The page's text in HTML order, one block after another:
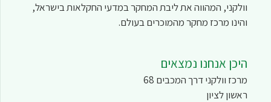
וולקני, המהווה את ליבת המחקר במדעי החקלאות בישראל,
והינו מרכז מחקר מהמוכרים בעולם.
היכן אנחנו נמצאים
מרכז וולקני דרך המכבים 68
ראשון לציון